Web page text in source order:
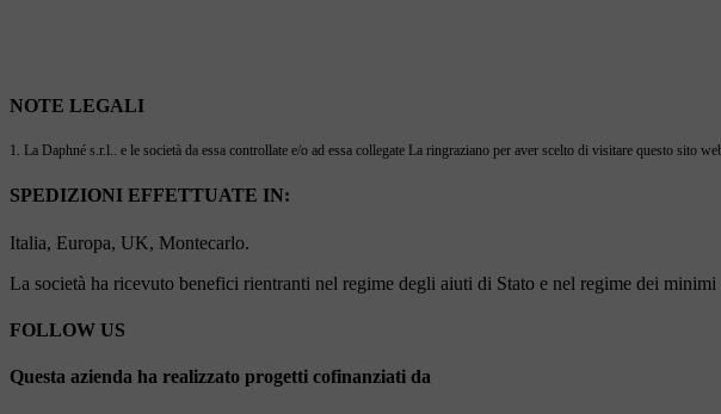
NOTE LEGALI
1. La Daphné s.r.l.. e le società da essa controllate e/o ad essa collegate La ringraziano per aver scelto di visitare questo sito
SPEDIZIONI EFFETTUATE IN:
Italia, Europa, UK, Montecarlo.
La società ha ricevuto benefici rientranti nel regime degli aiuti di Stato e nel regime dei
FOLLOW US
Questa azienda ha realizzato progetti cofinanziati da